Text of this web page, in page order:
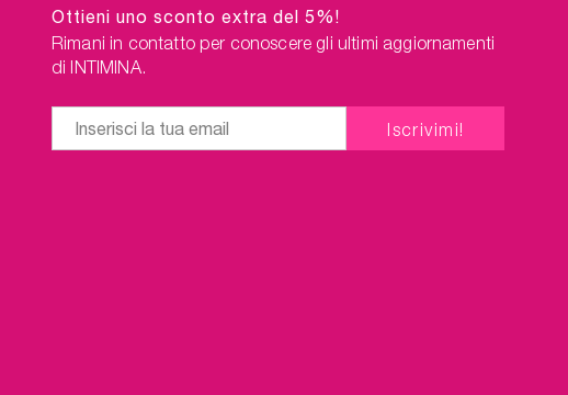
Ottieni uno sconto extra del 5%!
Rimani in contatto per conoscere gli ultimi aggiornamenti
di INTIMINA.